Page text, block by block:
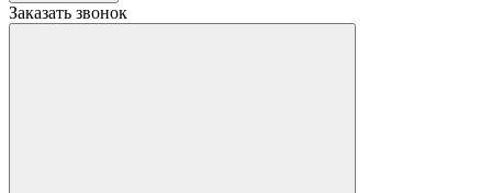
Заказать звонок